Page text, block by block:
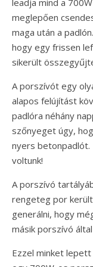
meglepően
maga után a
hogy egy frissen
sikerült
A porszívót egy
alapos felújítást
padlóra néhány
szőnyeget úgy,
nyers betonpadlót.
voltunk!
A porszívó
rengeteg por
generálni, hogy
másik porszívó
Ezzel minket